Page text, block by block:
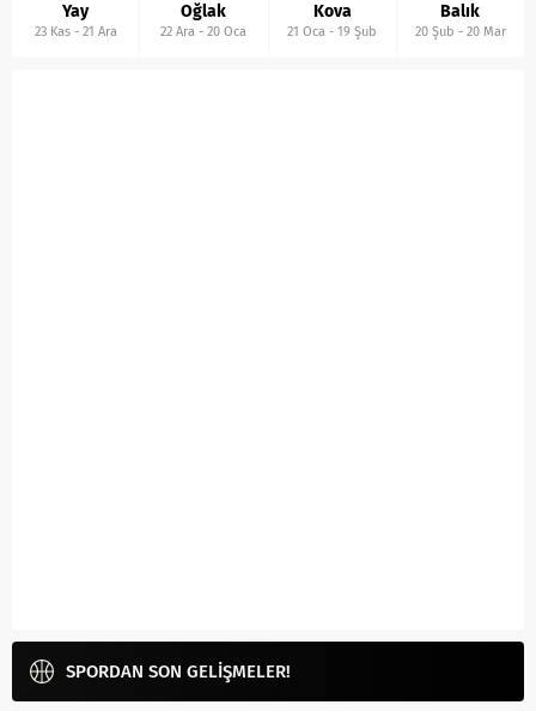
Yay
23 Kas- 21 Ara
Oğlak
22 Ara -20 Oca
Kova
21 Oca -19 Şub
Balık
20 Şub - 20 Mar
SPORDAN SON GELİŞMELER!